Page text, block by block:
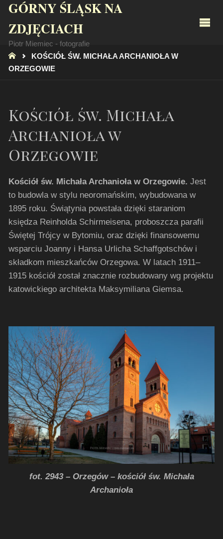
GÓRNY ŚLĄSK NA
ZDJĘCIACH
Piotr Miemiec - fotografie
STRONA
GŁÓWNA
KOŚCIÓŁ ŚW. MICHAŁA ARCHANIOŁA W
ORZEGOWIE
Kościół św. Michała
Archanioła w
Orzegowie
Kościół św. Michała Archanioła w Orzegowie. Jest
to budowla w stylu neoromańskim, wybudowana w
1895 roku. Świątynia powstała dzięki staraniom
księdza Reinholda Schirmeisena, proboszcza parafii
Świętej Trójcy w Bytomiu, oraz dzięki finansowemu
wsparciu Joanny i Hansa Urlicha Schaffgotschów i
składkom mieszkańców Orzegowa. W latach 1911–
1915 kościół został znacznie rozbudowany wg projektu
katowickiego architekta Maksymiliana Giemsa.
fot. 2943 – Orzegów – kościół św. Michała
Archanioła